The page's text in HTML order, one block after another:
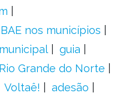
BAE nos municípios
guia
Rio Grande do Norte
Voltaê!
adesão